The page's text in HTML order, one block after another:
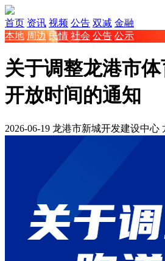
首页 资讯 视频 公告 双减 金融
本地 周边 民情 社会 公告 公示
关于调整龙港市
开放时间的通知
2026-06-19 龙港市新城开发建设中心